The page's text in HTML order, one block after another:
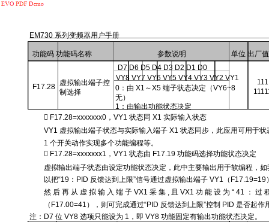
EM730 系列变频器用户手册
功能码 功能码名称 参数说明
单位 出厂值
D7 D6 D5 D4 D3 D2 D1 D0
VY8 VY7 VY6 VY5 VY4 VY3 VY2 VY1
虚拟输出端子控
F17.28
制选择
0：由 X1～X5 端子状态决定（VY6~8
无）
1：由输出功能状态决定
 F17.28=xxxxxxx0，VY1 状态同 X1 实际输入状态
111
VY1 虚拟输出端子状态与实际输入端子 X1 状态同步，此应用可用于状
1 个开关动作实现多个功能编程等。
 F17.28=xxxxxxx1，VY1 状态由 F17.19 功能码选择功能状态决定
虚拟输出端子状态由设定功能状态决定，此中主要输出用于软编程，如
以把“19：PID 反馈达到上限”信号通过虚拟输出端子 VY1（F17.19=19
然 后 再 从 虚 拟 输 入 端 子 VX1 采 集 , 且 VX1 功 能 设 为 “ 41 ： 过
（F17.00=41），则可完成通过“PID 反馈达到上限”控制 PID 是否起作
注：D7 位 VY8 选项只能设为 1，即 VY8 功能固定有输出功能状态决定。